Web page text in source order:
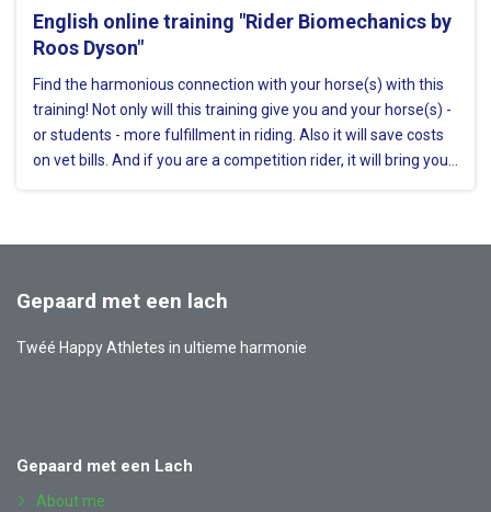
English online training "Rider Biomechanics by
Roos Dyson"
Find the harmonious connection with your horse(s) with this
training! Not only will this training give you and your horse(s) -
or students - more fulfillment in riding. Also it will save costs
on vet bills. And if you are a competition rider, it will bring you
Gepaard met een lach
Twéé Happy Athletes in ultieme harmonie
Gepaard met een Lach
About me